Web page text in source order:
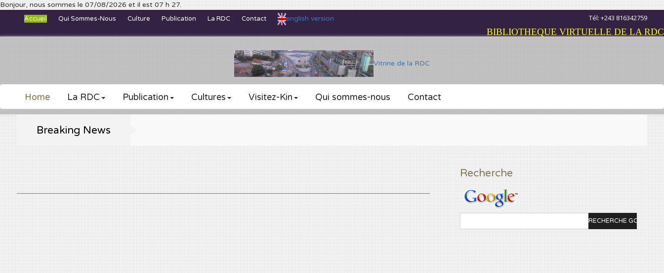
Bonjour, nous sommes le 07/08/2026 et il est 07 h 27.
Accueil Qui Sommes-Nous Culture Publication La RDC Contact english version Tél: +243 816342759
Vitrine de la RDC
BIBLIOTHEQUE VIRTUELLE DE LA RDC
Home La RDC Publication Cultures Visitez-Kin Qui sommes-nous Contact
Breaking News
Recherche